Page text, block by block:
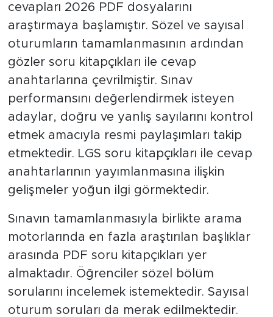
cevapları 2026 PDF dosyalarını
araştırmaya başlamıştır. Sözel ve sayısal
oturumların tamamlanmasının ardından
gözler soru kitapçıkları ile cevap
anahtarlarına çevrilmiştir. Sınav
performansını değerlendirmek isteyen
adaylar, doğru ve yanlış sayılarını kontrol
etmek amacıyla resmi paylaşımları takip
etmektedir. LGS soru kitapçıkları ile cevap
anahtarlarının yayımlanmasına ilişkin
gelişmeler yoğun ilgi görmektedir.
Sınavın tamamlanmasıyla birlikte arama
motorlarında en fazla araştırılan başlıklar
arasında PDF soru kitapçıkları yer
almaktadır. Öğrenciler sözel bölüm
sorularını incelemek istemektedir. Sayısal
oturum soruları da merak edilmektedir.